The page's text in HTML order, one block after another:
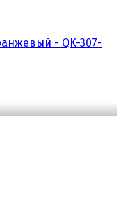
- QK-307-